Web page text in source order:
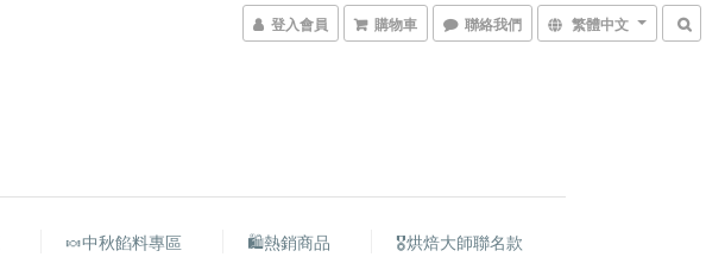
登入會員 購物車 聯絡我們 繁體中文
🍬中秋餡料專區 🛍熱銷商品
🎖️烘焙大師聯名款